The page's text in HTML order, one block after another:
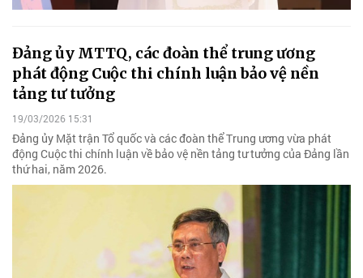
Đảng ủy MTTQ, các đoàn thể trung ương
phát động Cuộc thi chính luận bảo vệ nền
tảng tư tưởng
19/03/2026 15:31
Đảng ủy Mặt trận Tổ quốc và các đoàn thể Trung ương vừa phát
động Cuộc thi chính luận về bảo vệ nền tảng tư tưởng của Đảng lần
thứ hai, năm 2026.